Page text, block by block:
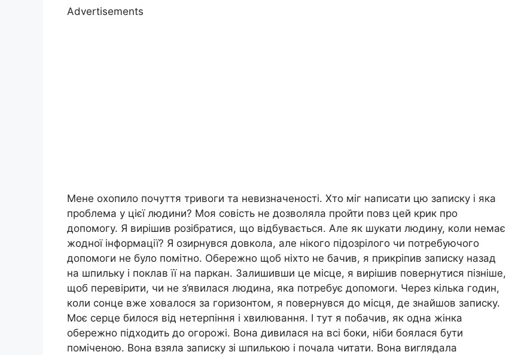
Advertisements
Мене охопило почуття тривоги та невизначеності. Хто міг написати цю записку і яка
проблема у цієї людини? Моя совість не дозволяла пройти повз цей крик про
допомогу. Я вирішив розібратися, що відбувається. Але як шукати людину, коли немає
жодної інформації? Я озирнувся довкола, але нікого підозрілого чи потребуючого
допомоги не було помітно. Обережно щоб ніхто не бачив, я прикріпив записку назад
на шпильку і поклав її на паркан. Залишивши це місце, я вирішив повернутися пізніше,
щоб перевірити, чи не з’явилася людина, яка потребує допомоги. Через кілька годин,
коли сонце вже ховалося за горизонтом, я повернувся до місця, де знайшов записку.
Моє серце билося від нетерпіння і хвилювання. І тут я побачив, як одна жінка
обережно підходить до огорожі. Вона дивилася на всі боки, ніби боялася бути
поміченою. Вона взяла записку зі шпилькою і почала читати. Вона виглядала